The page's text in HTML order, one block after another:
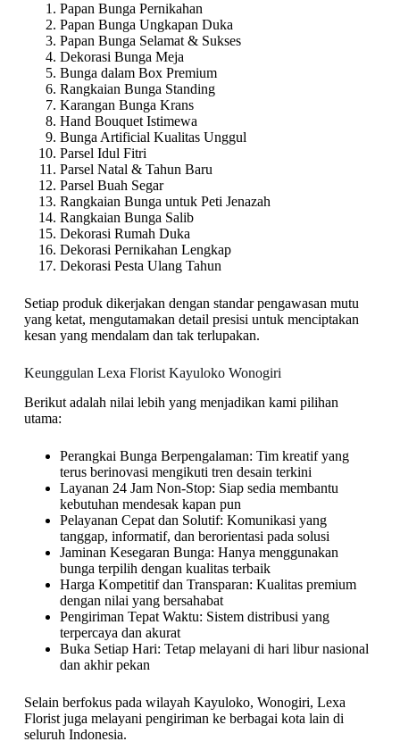
Papan Bunga Pernikahan
Papan Bunga Ungkapan Duka
Papan Bunga Selamat & Sukses
Dekorasi Bunga Meja
Bunga dalam Box Premium
Rangkaian Bunga Standing
Karangan Bunga Krans
Hand Bouquet Istimewa
Bunga Artificial Kualitas Unggul
Parsel Idul Fitri
Parsel Natal & Tahun Baru
Parsel Buah Segar
Rangkaian Bunga untuk Peti Jenazah
Rangkaian Bunga Salib
Dekorasi Rumah Duka
Dekorasi Pernikahan Lengkap
Dekorasi Pesta Ulang Tahun
Setiap produk dikerjakan dengan standar pengawasan mutu
yang ketat, mengutamakan detail presisi untuk menciptakan
kesan yang mendalam dan tak terlupakan.
Keunggulan Lexa Florist Kayuloko Wonogiri
Berikut adalah nilai lebih yang menjadikan kami pilihan
utama:
Perangkai Bunga Berpengalaman: Tim kreatif yang
terus berinovasi mengikuti tren desain terkini
Layanan 24 Jam Non-Stop: Siap sedia membantu
kebutuhan mendesak kapan pun
Pelayanan Cepat dan Solutif: Komunikasi yang
tanggap, informatif, dan berorientasi pada solusi
Jaminan Kesegaran Bunga: Hanya menggunakan
bunga terpilih dengan kualitas terbaik
Harga Kompetitif dan Transparan: Kualitas premium
dengan nilai yang bersahabat
Pengiriman Tepat Waktu: Sistem distribusi yang
terpercaya dan akurat
Buka Setiap Hari: Tetap melayani di hari libur nasional
dan akhir pekan
Selain berfokus pada wilayah Kayuloko, Wonogiri, Lexa
Florist juga melayani pengiriman ke berbagai kota lain di
seluruh Indonesia.